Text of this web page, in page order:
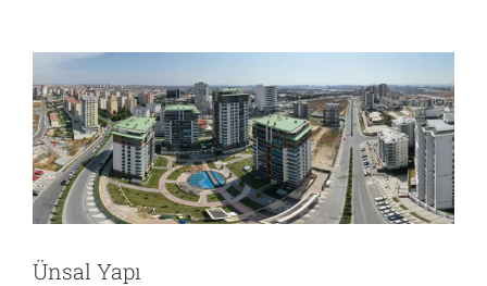
Ünsal Yapı